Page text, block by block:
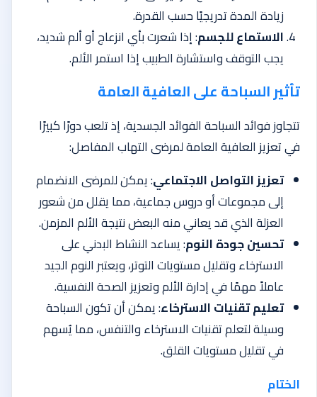
زيادة المدة تدريجيًا حسب القدرة.
الاستماع للجسم: إذا شعرت بأي انزعاج أو ألم شديد،
يجب التوقف واستشارة الطبيب إذا استمر الألم.
تأثير السباحة على العافية العامة
تتجاوز فوائد السباحة الفوائد الجسدية، إذ تلعب دورًا كبيرًا
في تعزيز العافية العامة لمرضى التهاب المفاصل:
تعزيز التواصل الاجتماعي: يمكن للمرضى الانضمام
إلى مجموعات أو دروس جماعية، مما يقلل من شعور
العزلة الذي قد يعاني منه البعض نتيجة الألم المزمن.
تحسين جودة النوم: يساعد النشاط البدني على
الاسترخاء وتقليل مستويات التوتر، ويعتبر النوم الجيد
عاملاً مهمًا في إدارة الألم وتعزيز الصحة النفسية.
تعليم تقنيات الاسترخاء: يمكن أن تكون السباحة
وسيلة لتعلم تقنيات الاسترخاء والتنفس، مما يُسهم
في تقليل مستويات القلق.
الختام